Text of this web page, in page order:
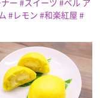
ー スイーツ
ベル ア
レモン
和楽紅屋